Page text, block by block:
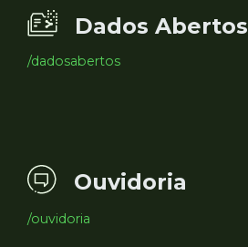
Dados Abertos
/dadosabertos
Ouvidoria
/ouvidoria